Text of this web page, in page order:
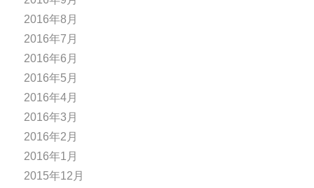
2016年8月
2016年7月
2016年6月
2016年5月
2016年4月
2016年3月
2016年2月
2016年1月
2015年12月